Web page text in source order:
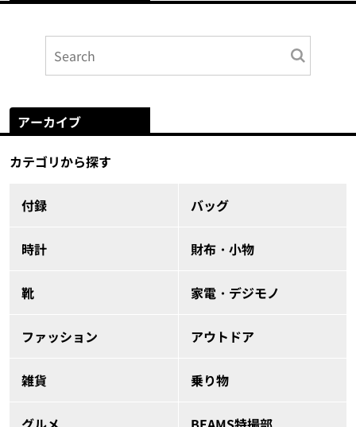
アーカイブ
カテゴリから探す
付録 バッグ
時計 財布・小物
靴 家電・デジモノ
ファッション アウトドア
雑貨 乗り物